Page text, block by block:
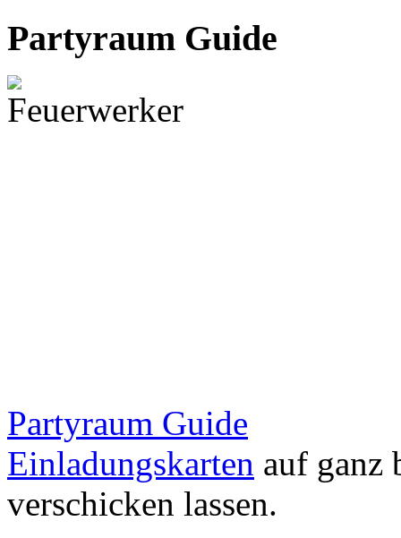
Partyraum Guide
Partyraum Guide
Einladungskarten auf ganz
verschicken lassen.